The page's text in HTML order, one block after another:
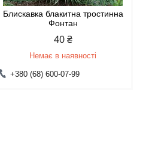
Блискавка блакитна тростинна
Фонтан
40 ₴
Немає в наявності
+380 (68) 600-07-99